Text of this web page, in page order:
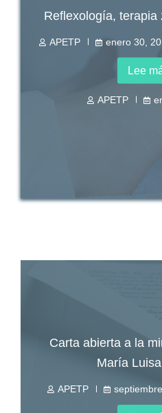
Reflexología, terapia
APETP enero 30,
Lee
APETP
Carta abierta a la
María
APETP